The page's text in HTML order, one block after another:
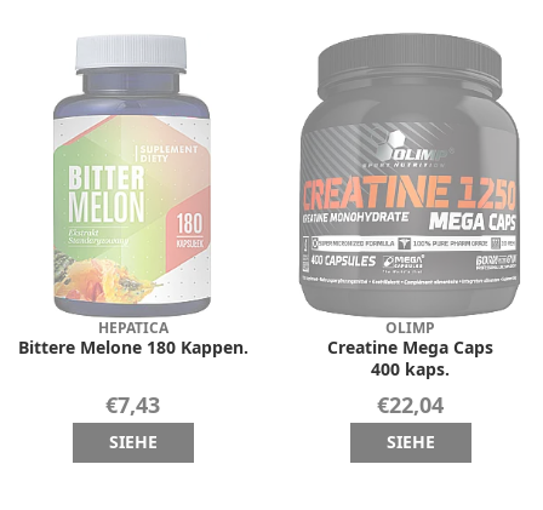
HEPATICA
Bittere Melone 180 Kappen.
€7,43
SIEHE
OLIMP
Creatine Mega Caps
400 kaps.
€22,04
SIEHE